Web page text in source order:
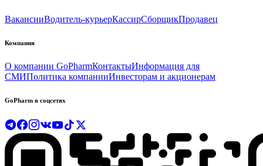
ВакансииВодитель-курьерКассирСборщикПродавец
Компания
О компании GoPharmКонтактыИнформация для
СМИПолитика компанииИнвесторам и акционерам
GoPharm в соцсетях